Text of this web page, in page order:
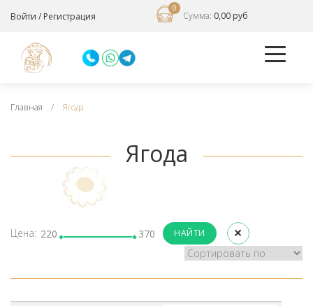
Войти / Регистрация
0
Сумма: 0,00 руб
Главная Ягода
Ягода
Цена: 220 370 НАЙТИ